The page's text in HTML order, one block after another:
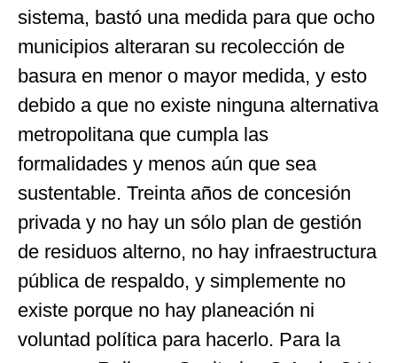
sistema, bastó una medida para que ocho
municipios alteraran su recolección de
basura en menor o mayor medida, y esto
debido a que no existe ninguna alternativa
metropolitana que cumpla las
formalidades y menos aún que sea
sustentable. Treinta años de concesión
privada y no hay un sólo plan de gestión
de residuos alterno, no hay infraestructura
pública de respaldo, y simplemente no
existe porque no hay planeación ni
voluntad política para hacerlo. Para la